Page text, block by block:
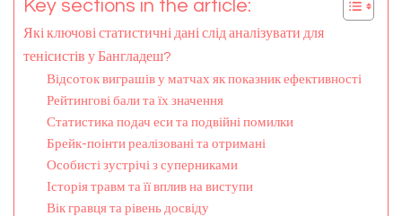
Key sections in the article:
Які ключові статистичні дані слід аналізувати для
тенісистів у Бангладеш?
Відсоток виграшів у матчах як показник ефективності
Рейтингові бали та їх значення
Статистика подач еси та подвійні помилки
Брейк-поінти реалізовані та отримані
Особисті зустрічі з суперниками
Історія травм та її вплив на виступи
Вік гравця та рівень досвіду